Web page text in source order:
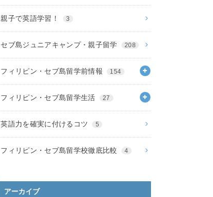
親子で英語学習！ 3
セブ島ジュニアキャンプ・親子留学 208
フィリピン・セブ島留学前情報 154
フィリピン・セブ島留学生活 27
英語力を確実に付けるコツ 5
フィリピン・セブ島留学校徹底比較 4
アーカイブ